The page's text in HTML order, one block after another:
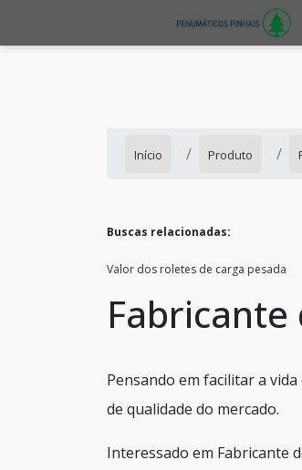
Início Produto
Buscas relacionadas:
Valor dos roletes de carga pesada
Pensando em facilitar a
de qualidade do mercado.
Interessado em Fabricante